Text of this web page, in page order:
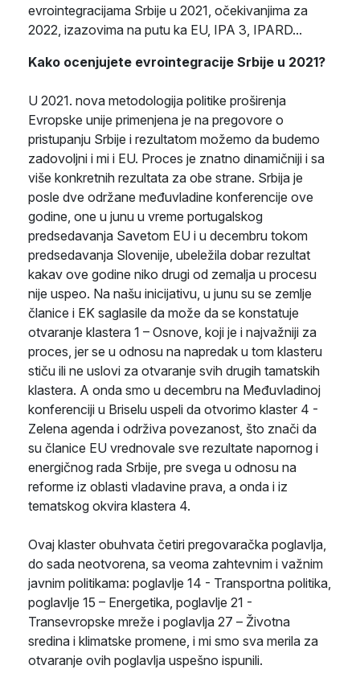
evrointegracijama Srbije u 2021, očekivanjima za
2022, izazovima na putu ka EU, IPA 3, IPARD...
Kako ocenjujete evrointegracije Srbije u 2021?
U 2021. nova metodologija politike proširenja
Evropske unije primenjena je na pregovore o
pristupanju Srbije i rezultatom možemo da budemo
zadovoljni i mi i EU. Proces je znatno dinamičniji i sa
više konkretnih rezultata za obe strane. Srbija je
posle dve održane međuvladine konferencije ove
godine, one u junu u vreme portugalskog
predsedavanja Savetom EU i u decembru tokom
predsedavanja Slovenije, ubeležila dobar rezultat
kakav ove godine niko drugi od zemalja u procesu
nije uspeo. Na našu inicijativu, u junu su se zemlje
članice i EK saglasile da može da se konstatuje
otvaranje klastera 1 – Osnove, koji je i najvažniji za
proces, jer se u odnosu na napredak u tom klasteru
stiču ili ne uslovi za otvaranje svih drugih tamatskih
klastera. A onda smo u decembru na Međuvladinoj
konferenciji u Briselu uspeli da otvorimo klaster 4 -
Zelena agenda i održiva povezanost, što znači da
su članice EU vrednovale sve rezultate napornog i
energičnog rada Srbije, pre svega u odnosu na
reforme iz oblasti vladavine prava, a onda i iz
tematskog okvira klastera 4.
Ovaj klaster obuhvata četiri pregovaračka poglavlja,
do sada neotvorena, sa veoma zahtevnim i važnim
javnim politikama: poglavlje 14 - Transportna politika,
poglavlje 15 – Energetika, poglavlje 21 -
Transevropske mreže i poglavlja 27 – Životna
sredina i klimatske promene, i mi smo sva merila za
otvaranje ovih poglavlja uspešno ispunili.